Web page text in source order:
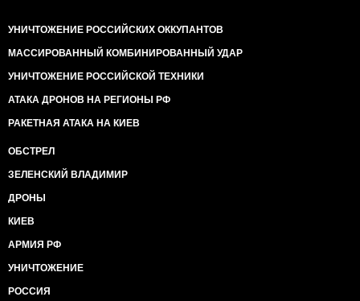
УНИЧТОЖЕНИЕ РОССИЙСКИХ ОККУПАНТОВ
МАССИРОВАННЫЙ КОМБИНИРОВАННЫЙ УДАР
УНИЧТОЖЕНИЕ РОССИЙСКОЙ ТЕХНИКИ
АТАКА ДРОНОВ НА РЕГИОНЫ РФ
РАКЕТНАЯ АТАКА НА КИЕВ
ОБСТРЕЛ
ЗЕЛЕНСКИЙ ВЛАДИМИР
ДРОНЫ
КИЕВ
АРМИЯ РФ
УНИЧТОЖЕНИЕ
РОССИЯ